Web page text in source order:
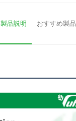
製品説明 おすすめ製品